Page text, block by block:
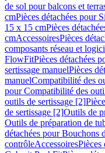
de sol pour balcons et
cmPièces détachées pour
15 x 15 cmPièces
cmAccessoiresPièces
composants réseau et
FlowFitPièces détachées
sertissage manuelPièces
manuelCompatibilité des
pour Compatibilité des
outils de sertissage [2]
de sertissage [2]Outils de
Outils de préparation de
détachées pour Bouchons
contrôleAccessoiresPièces